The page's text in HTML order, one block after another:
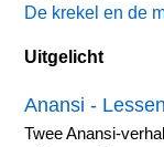
De krekel en de
Uitgelicht
Anansi -
Twee Anansi-